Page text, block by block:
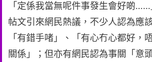
「定係我當無呢件事發生會好啲……
帖文引來網民熱議，不少人認為應
「有錯手啫」、「有心冇心都好，
關係」；但亦有網民認為事關「意